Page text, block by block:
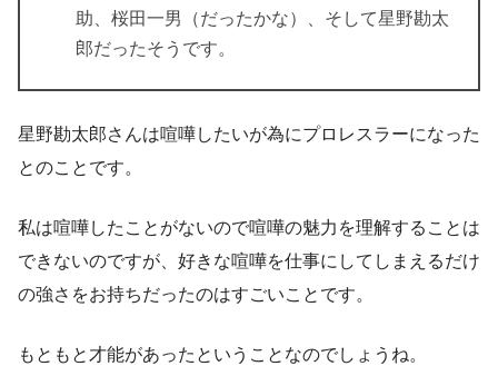
助
桜田一男
（だったかな）、そして星野勘太
郎だったそうです。
星野勘太郎さんは喧嘩したいが為にプロレスラーになった
とのことです。
私は喧嘩したことがないので喧嘩の魅力を理解することは
できないのですが、好きな喧嘩を仕事にしてしまえるだけ
の強さをお持ちだったのはすごいことです。
もともと才能があったということなのでしょうね。